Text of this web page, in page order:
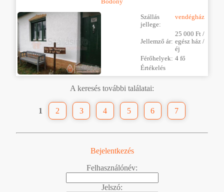
Szállás
jellege:
vendégház
Jellemző ár:
25 000 Ft /
egész ház /
éj
Férőhelyek: 4 fő
Értékelés
A keresés további találatai:
1 2 3 4 5 6 7
Bejelentkezés
Felhasználónév:
Jelszó: